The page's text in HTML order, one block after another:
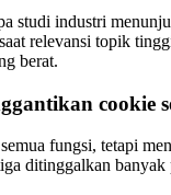
studi industri
relevansi topik
berat.
cookie
fungsi, tetapi
ditinggalkan banyak